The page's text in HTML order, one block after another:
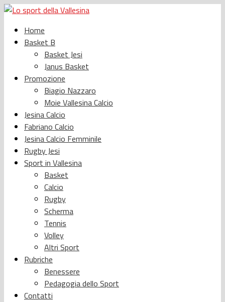
Home
Basket B
Basket Jesi
Janus Basket
Promozione
Biagio Nazzaro
Moie Vallesina Calcio
Jesina Calcio
Fabriano Calcio
Jesina Calcio Femminile
Rugby Jesi
Sport in Vallesina
Basket
Calcio
Rugby
Scherma
Tennis
Volley
Altri Sport
Rubriche
Benessere
Pedagogia dello Sport
Contatti